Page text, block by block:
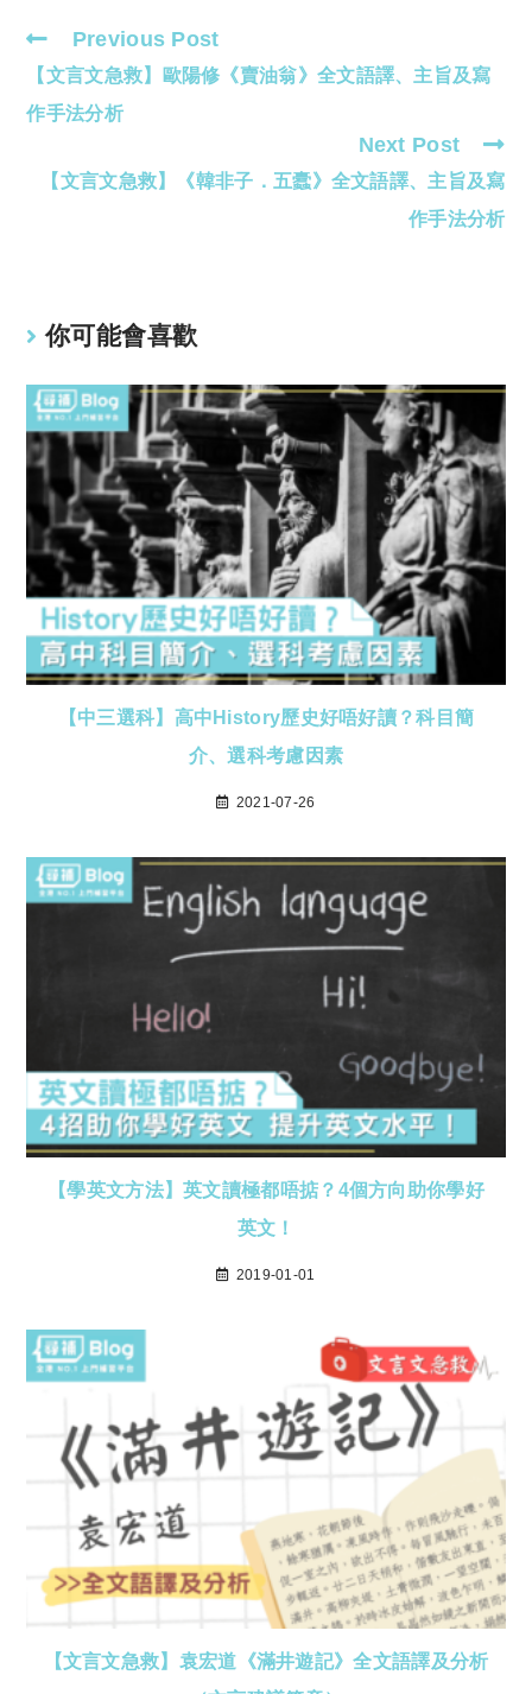
Read
more
articles
Previous Post
【文言文急救】歐陽修《賣油翁》全文語譯、主旨及寫
作手法分析
Next Post
【文言文急救】《韓非子．五蠹》全文語譯、主旨及寫
作手法分析
你可能會喜歡
【中三選科】高中History歷史好唔好讀？科目簡
介、選科考慮因素
2021-07-26
【學英文方法】英文讀極都唔掂？4個方向助你學好
英文！
2019-01-01
【文言文急救】袁宏道《滿井遊記》全文語譯及分析